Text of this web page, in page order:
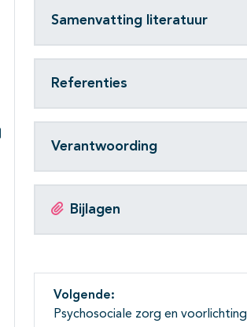
Subpagina's open- en dichtklappen
Samenvatting literatuur
Referenties
Verantwoording
Bijlagen
Volgende:
Psychosociale zorg en voorlichting